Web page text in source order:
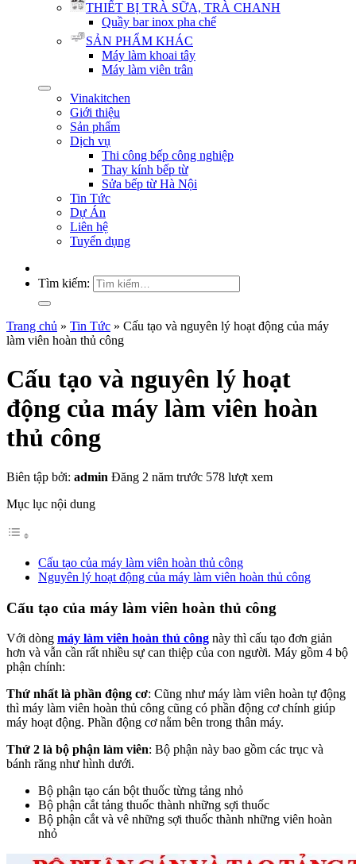
THIẾT BỊ TRÀ SỮA, TRÀ CHANH
Quầy bar inox pha chế
SẢN PHẨM KHÁC
Máy làm khoai tây
Máy làm viên trân
Vinakitchen
Giới thiệu
Sản phẩm
Dịch vụ
Thi công bếp công nghiệp
Thay kính bếp từ
Sửa bếp từ Hà Nội
Tin Tức
Dự Án
Liên hệ
Tuyển dụng
Tìm kiếm:
Trang chủ » Tin Tức » Cấu tạo và nguyên lý hoạt động của máy
làm viên hoàn thủ công
Cấu tạo và nguyên lý hoạt
động của máy làm viên hoàn
thủ công
Biên tập bởi: admin Đăng 2 năm trước 578 lượt xem
Mục lục nội dung
Cấu tạo của máy làm viên hoàn thủ công
Nguyên lý hoạt động của máy làm viên hoàn thủ công
Cấu tạo của máy làm viên hoàn thủ công
Với dòng máy làm viên hoàn thủ công này thì cấu tạo đơn giản
hơn và vẫn cần rất nhiều sự can thiệp của con người. Máy gồm 4 bộ
phận chính:
Thứ nhất là phần động cơ: Cũng như máy làm viên hoàn tự động
thì máy làm viên hoàn thủ công cũng có phần động cơ chính giúp
máy hoạt động. Phần động cơ nằm bên trong thân máy.
Thứ 2 là bộ phận làm viên: Bộ phận này bao gồm các trục và
bánh răng như hình dưới.
Bộ phận tạo cán bột thuốc từng tảng nhỏ
Bộ phận cắt tảng thuốc thành những sợi thuốc
Bộ phận cắt và vê những sợi thuốc thành những viên hoàn
nhỏ